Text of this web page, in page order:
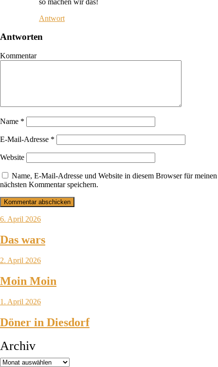
Antwort
Antworten
Kommentar
Name *
E-Mail-Adresse *
Website
Name, E-Mail-Adresse und Website in diesem Browser für meinen
nächsten Kommentar speichern.
6. April 2026
Das wars
2. April 2026
Moin Moin
1. April 2026
Döner in Diesdorf
Archiv